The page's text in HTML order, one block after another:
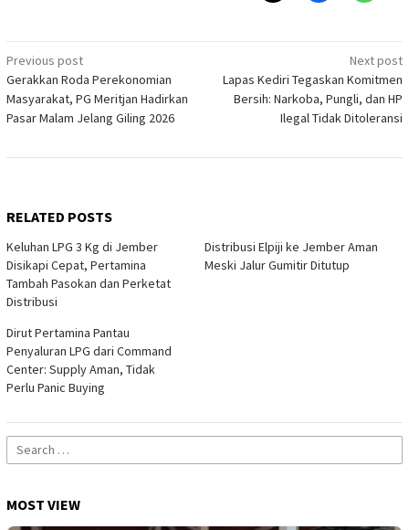
Post
navigation
Previous post
Gerakkan Roda Perekonomian
Masyarakat, PG Meritjan Hadirkan
Pasar Malam Jelang Giling 2026
Next post
Lapas Kediri Tegaskan Komitmen
Bersih: Narkoba, Pungli, dan HP
Ilegal Tidak Ditoleransi
RELATED POSTS
Keluhan LPG 3 Kg di Jember
Disikapi Cepat, Pertamina
Tambah Pasokan dan Perketat
Distribusi
Distribusi Elpiji ke Jember Aman
Meski Jalur Gumitir Ditutup
Dirut Pertamina Pantau
Penyaluran LPG dari Command
Center: Supply Aman, Tidak
Perlu Panic Buying
Search
for:
MOST VIEW